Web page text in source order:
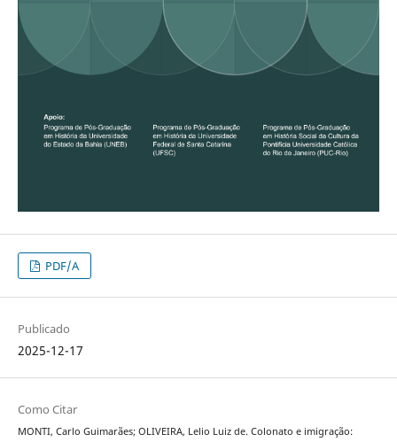
PDF/A
Publicado
2025-12-17
Como Citar
MONTI, Carlo Guimarães; OLIVEIRA, Lelio Luiz de. Colonato e imigração: